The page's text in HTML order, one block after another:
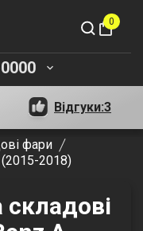
shopping_bag
0
keyboard_arrow_down
Відгуки:3
фари
2018)